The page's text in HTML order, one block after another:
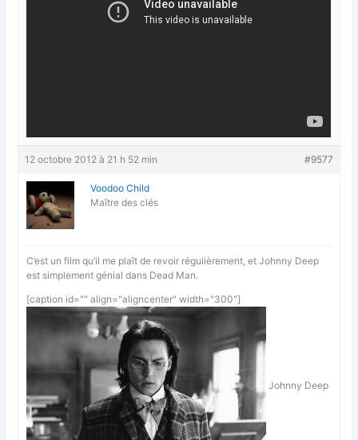
12 octobre 2012 à 21 h 52 min #9577
Voodoo Child
Maître des clés
C’est un film qu’il me plaît de revoir régulièrement, et Johnny Deep
est simplement génial dans Dead Man.
[caption id="" align="aligncenter" width="300"]
Johnny Deep